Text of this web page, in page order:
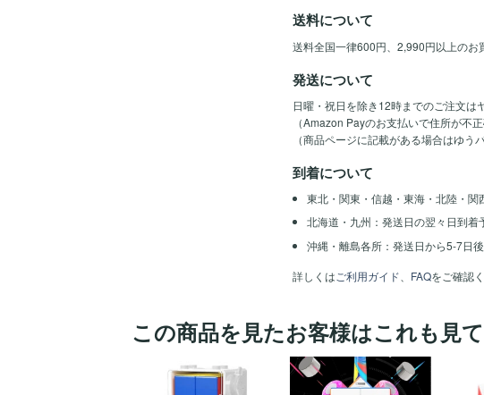
送料について
送料全国一律600円、2,990円以上のお
発送について
日曜・祝日を除き12時までのご注文
（Amazon Payのお支払いで住所が不
（商品ページに記載がある場合はゆう
到着について
東北・関東・信越・東海・北陸・
北海道・九州：発送日の翌々日到着
沖縄・離島各所：発送日から5-7日
詳しくはご利用ガイド FAQをご確認
この商品を見たお客様はこれも見